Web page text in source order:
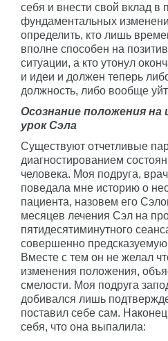
себя и внести свой вклад в
фундаментальных
определить, кто лишь
вполне способен на
ситуации, а кто утонул
и идеи и должен теперь
должность, либо вообще
Осознание положения на
урок Сэла
Существуют отчетливые
диагностированием
человека. Моя подруга,
поведала мне историю о
пациента, назовем его
месяцев лечения Сэл на
пятидесятиминутного
совершенно
Вместе с тем он не желал
изменения положения,
смелости. Моя подруга
добивался лишь
поставил себе сам.
себя, что она выпалила: